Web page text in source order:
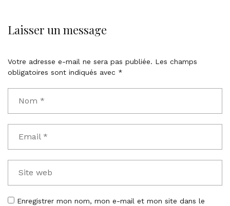
Laisser un message
Votre adresse e-mail ne sera pas publiée. Les champs
obligatoires sont indiqués avec *
Enregistrer mon nom, mon e-mail et mon site dans le